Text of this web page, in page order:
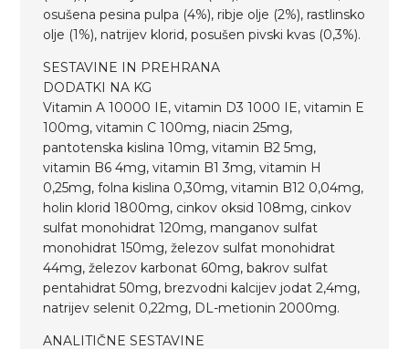
osušena pesina pulpa (4%), ribje olje (2%), rastlinsko
olje (1%), natrijev klorid, posušen pivski kvas (0,3%).
SESTAVINE IN PREHRANA
DODATKI NA KG
Vitamin A 10000 IE, vitamin D3 1000 IE, vitamin E
100mg, vitamin C 100mg, niacin 25mg,
pantotenska kislina 10mg, vitamin B2 5mg,
vitamin B6 4mg, vitamin B1 3mg, vitamin H
0,25mg, folna kislina 0,30mg, vitamin B12 0,04mg,
holin klorid 1800mg, cinkov oksid 108mg, cinkov
sulfat monohidrat 120mg, manganov sulfat
monohidrat 150mg, železov sulfat monohidrat
44mg, železov karbonat 60mg, bakrov sulfat
pentahidrat 50mg, brezvodni kalcijev jodat 2,4mg,
natrijev selenit 0,22mg, DL-metionin 2000mg.
ANALITIČNE SESTAVINE